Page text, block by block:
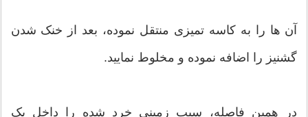
آن ها را به کاسه تمیزی منتقل نموده، بعد از خنک شدن
گشنیز را اضافه نموده و مخلوط نمایید.
در همین فاصله، سیب زمینی خرد شده را داخل یک